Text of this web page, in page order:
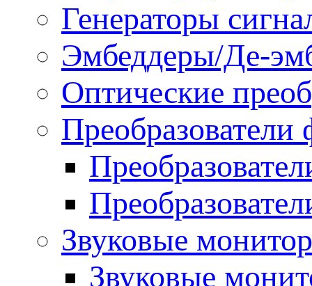
Генераторы
Эмбеддеры/Де-
Оптические
Преобразователи
Звуковые
Звуковые